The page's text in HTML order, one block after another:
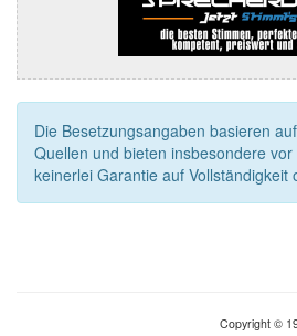
Die Besetzungsangaben basieren
Quellen und bieten insbesondere
keinerlei Garantie auf Vollständigkeit
Copyright ©